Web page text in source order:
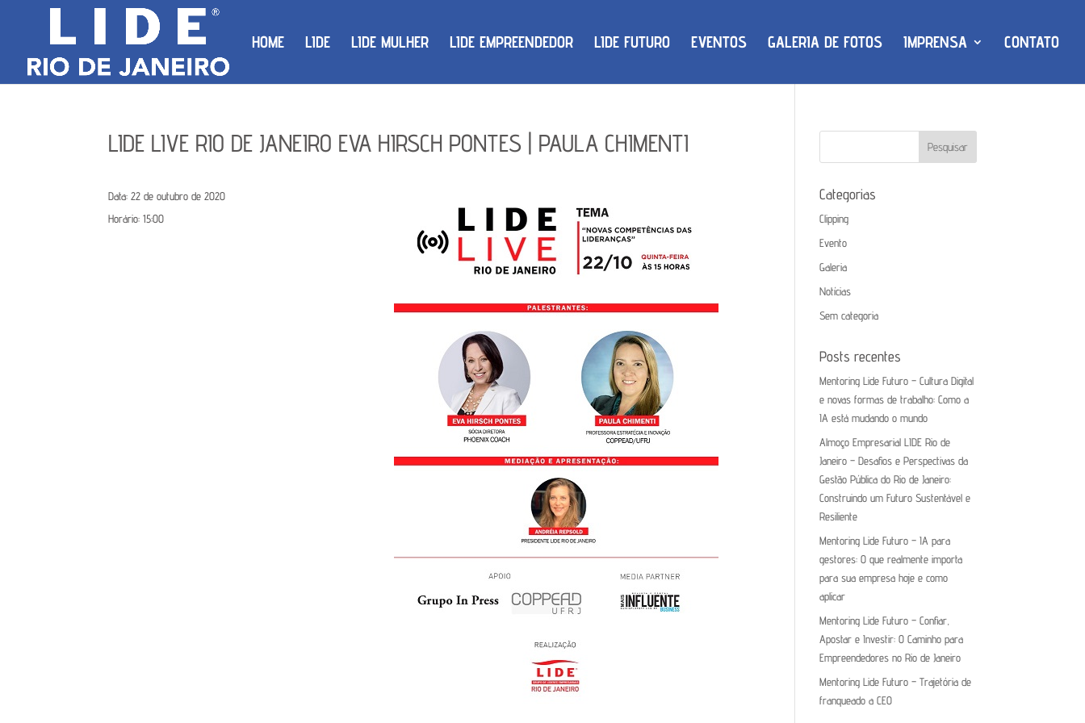
HOME LIDE LIDE MULHER LIDE EMPREENDEDOR LIDE FUTURO EVENTOS GALERIA DE FOTOS IMPRENSA CONTATO
LIDE LIVE RIO DE JANEIRO EVA HIRSCH PONTES | PAULA CHIMENTI
Data:22 de outubro de 2020
Horário:15:00
Categorias
Clipping
Evento
Galeria
Notícias
Sem categoria
Posts recentes
Mentoring Lide Futuro – Cultura Digital
e novas formas de trabalho: Como a
IA está mudando o mundo
Almoço Empresarial LIDE Rio de
Janeiro – Desafios e Perspectivas da
Gestão Pública do Rio de Janeiro:
Construindo um Futuro Sustentável e
Resiliente
Mentoring Lide Futuro – IA para
gestores: O que realmente importa
para sua empresa hoje e como
aplicar
Mentoring Lide Futuro – Confiar,
Apostar e Investir: O Caminho para
Empreendedores no Rio de Janeiro
Mentoring Lide Futuro – Trajetória de
franqueado a CEO